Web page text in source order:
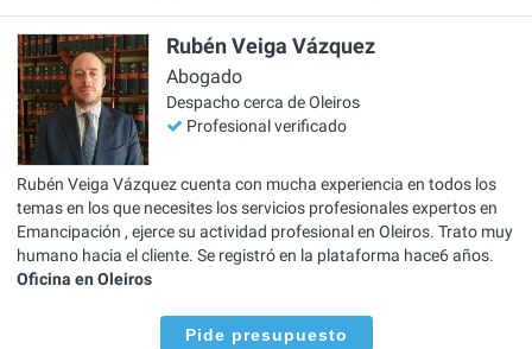
Rubén Veiga Vázquez
Abogado
Despacho cerca de Oleiros
Profesional verificado
Rubén Veiga Vázquez cuenta con mucha experiencia en todos los
temas en los que necesites los servicios profesionales expertos en
Emancipación , ejerce su actividad profesional en Oleiros. Trato muy
humano hacia el cliente. Se registró en la plataforma hace6 años.
Oficina en Oleiros
Pide presupuesto